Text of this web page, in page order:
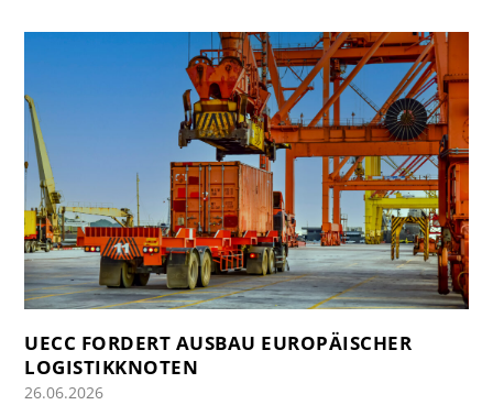
UECC FORDERT AUSBAU EUROPÄISCHER
LOGISTIKKNOTEN
26.06.2026